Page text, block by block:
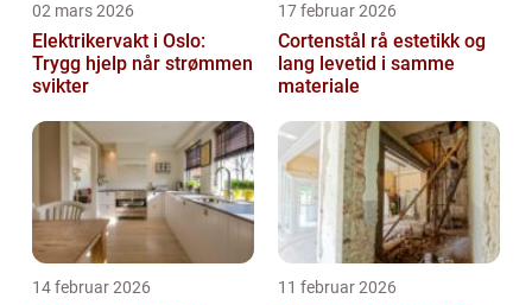
02 mars 2026
Elektrikervakt i Oslo:
Trygg hjelp når strømmen
svikter
17 februar 2026
Cortenstål rå estetikk og
lang levetid i samme
materiale
14 februar 2026 11 februar 2026